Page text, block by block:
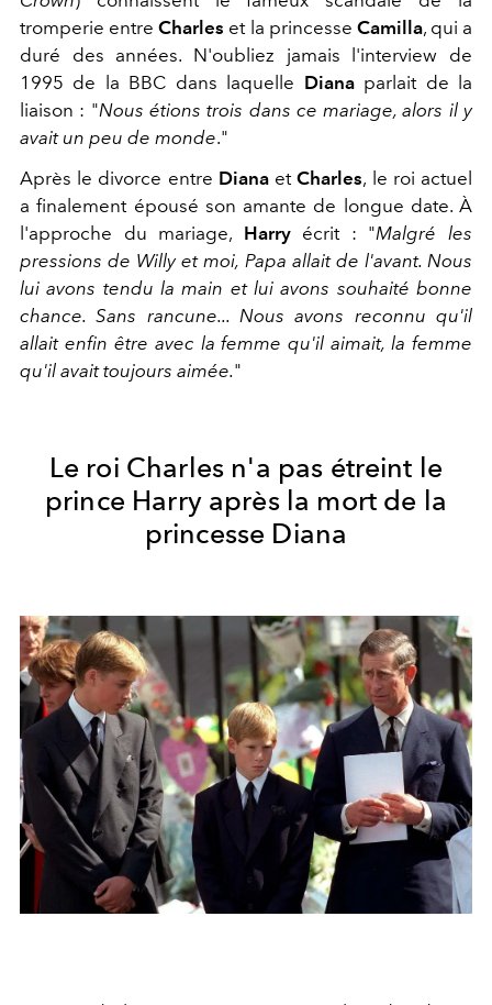
tromperie entreCharles et la princesse Camilla, qui a
duré des années. N'oubliez jamais l'interview de
1995 de la BBC dans laquelle Dianaparlait de la
liaison : "Nous étions trois dans ce mariage, alors il y
avait un peu de monde."
Après le divorce entre DianaetCharles, le roi actuel
a finalement épousé son amante de longue date. À
l'approche du mariage, Harryécrit : "Malgré les
pressions de Willy et moi, Papa allait de l'avant. Nous
lui avons tendu la main et lui avons souhaité bonne
chance. Sans rancune... Nous avons reconnu qu'il
allait enfin être avec la femme qu'il aimait, la femme
qu'il avait toujours aimée."
Le roi Charles n'a pas étreint le
prince Harry après la mort de la
princesse Diana